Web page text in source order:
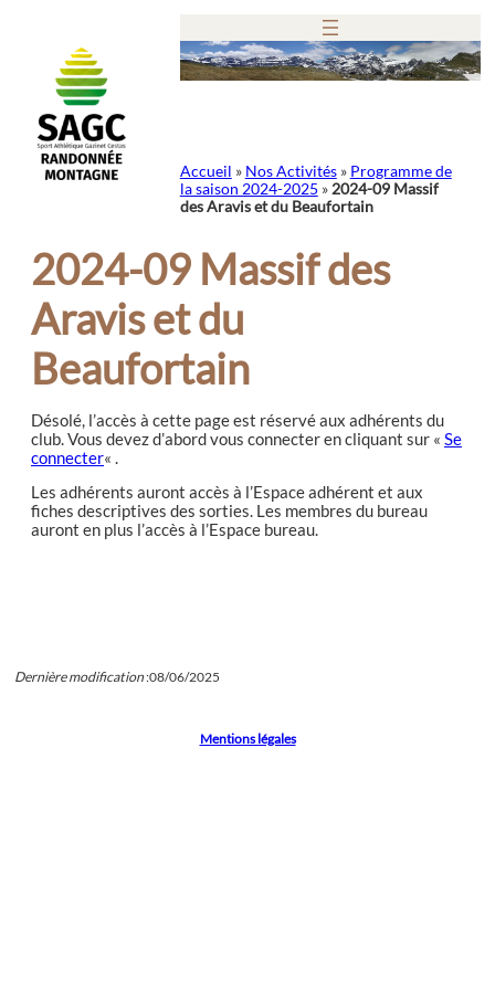
Accueil » Nos Activités» Programme de
la saison 2024-2025 » 2024-09 Massif
des Aravis et du Beaufortain
2024-09 Massif des
Aravis et du
Beaufortain
Désolé, l’accès à cette page est réservé aux adhérents du
club. Vous devez d’abord vous connecter en cliquant sur « Se
connecter« .
Les adhérents auront accès à l’Espace adhérent et aux
fiches descriptives des sorties. Les membres du bureau
auront en plus l’accès à l’Espace bureau.
Dernière modification:08/06/2025
Mentions légales